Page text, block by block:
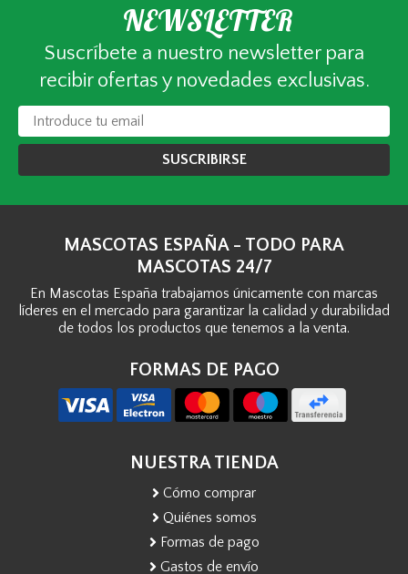
NEWSLETTER
Suscríbete a nuestro newsletter para
recibir ofertas y novedades exclusivas.
SUSCRIBIRSE
MASCOTAS ESPAÑA - TODO PARA
MASCOTAS 24/7
En Mascotas España trabajamos únicamente con marcas
líderes en el mercado para garantizar la calidad y durabilidad
de todos los productos que tenemos a la venta.
FORMAS DE PAGO
NUESTRA TIENDA
Cómo comprar
Quiénes somos
Formas de pago
Gastos de envío